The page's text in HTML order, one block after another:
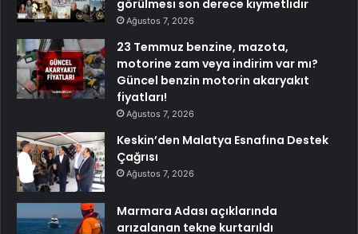
görülmesi son derece kıymetlidir
Ağustos 7, 2026
23 Temmuz benzine, mazota,
motorine zam veya indirim var mı?
Güncel benzin motorin akaryakıt
fiyatları!
Ağustos 7, 2026
Keskin’den Malatya Esnafına Destek
Çağrısı
Ağustos 7, 2026
Marmara Adası açıklarında
arızalanan tekne kurtarıldı